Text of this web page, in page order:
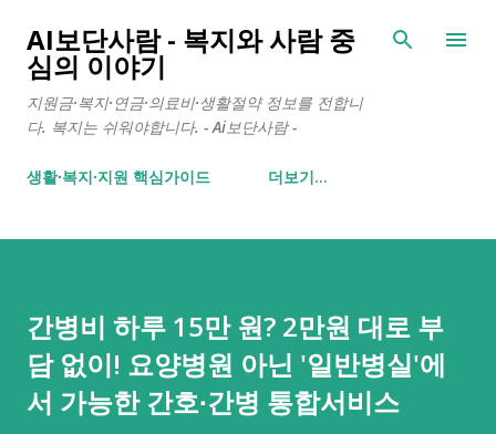
기본 콘텐츠로 건너뛰기
AI보단사람 - 복지와 사람 중
심의 이야기
지원금·복지·연금·의료비·생활절약 정보를 전합니
다. 복지는 쉬워야합니다. - Ai보단사람 -
생활∙복지∙지원 핵심가이드 더보기…
간병비 하루 15만 원? 2만원 대로 부
담 없이! 요양병원 아닌 '일반병실'에
서 가능한 간호∙간병 통합서비스